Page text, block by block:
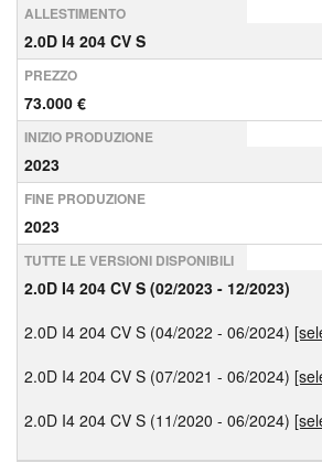
ALLESTIMENTO
2.0D I4 204 CV S
PREZZO
73.000 €
INIZIO PRODUZIONE
2023
FINE PRODUZIONE
2023
TUTTE LE VERSIONI DISPONIBILI
2.0D I4 204 CV S (02/2023 - 12/2023)
2.0D I4 204 CV S (04/2022 - 06/2024)
2.0D I4 204 CV S (07/2021 - 06/2024)
2.0D I4 204 CV S (11/2020 - 06/2024)